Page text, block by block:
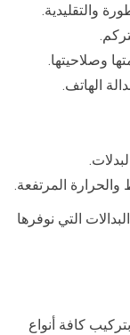
والتقليدية.
وصلاحيتها.
المرتفعة.
التي نوفرها
كافة أنواع